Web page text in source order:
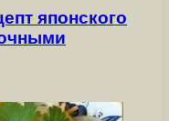
японского